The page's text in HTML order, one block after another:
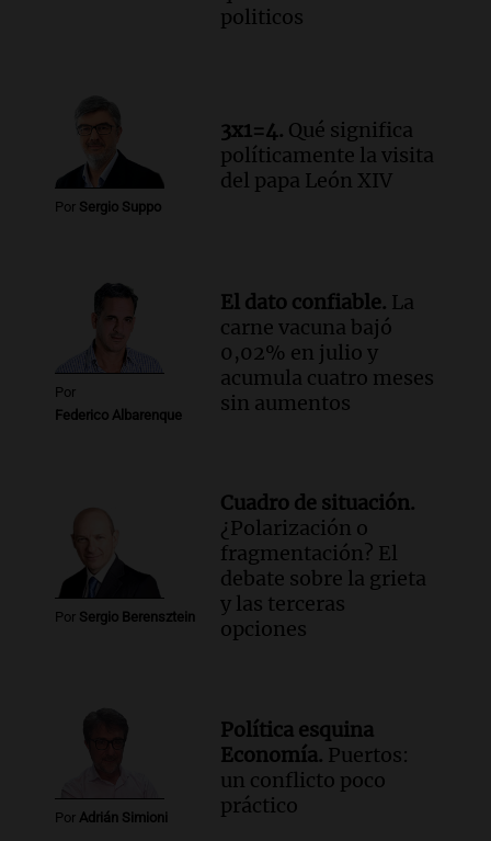
en las altas cumbres
Panorama Federal
Episodios
Audio.Córdoba enfrenta fuertes vientos
que afectan diversas actividades locales,
Episodios
politicos
Por Sergio Suppo
3x1=4. Qué significa
políticamente la visita
del papa León XIV
Por
Federico Albarenque
El dato confiable. La
carne vacuna bajó
0,02% en julio y
acumula cuatro meses
sin aumentos
Por Sergio Berensztein
Cuadro de situación.
¿Polarización o
fragmentación? El
debate sobre la grieta
y las terceras
opciones
Por Adrián Simioni
Política esquina
Economía. Puertos:
un conflicto poco
práctico